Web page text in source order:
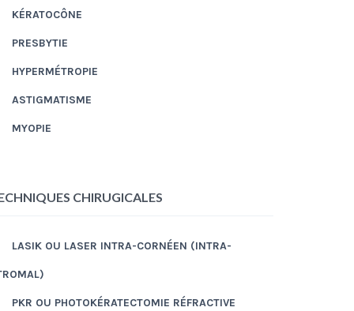
KÉRATOCÔNE
PRESBYTIE
HYPERMÉTROPIE
ASTIGMATISME
MYOPIE
CHIRUGICALES
LASIK OU LASER INTRA-CORNÉEN (INTRA-
PKR OU PHOTOKÉRATECTOMIE RÉFRACTIVE